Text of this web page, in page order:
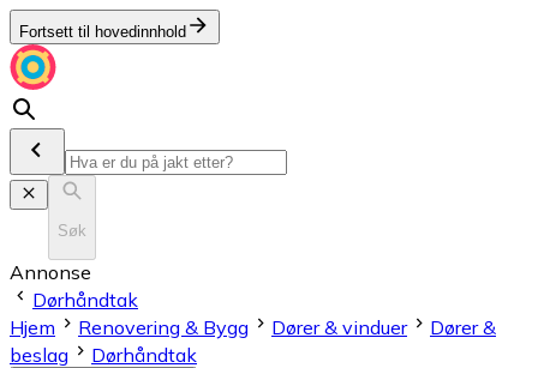
Fortsett til hovedinnhold
Søk
Annonse
Dørhåndtak
Hjem
Renovering & Bygg Dører & vinduer
Dører &
beslag
Dørhåndtak